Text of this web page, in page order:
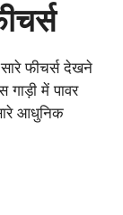
फीचर्स देखने
में पावर
आधुनिक